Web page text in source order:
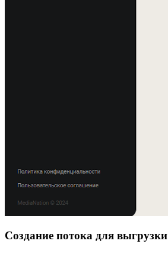
Создание потока для выгрузки